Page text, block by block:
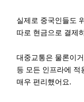
실제로 중국인들도
따로 현금으로 결제
대중교통은 물론이
등 모든 인프라에 적
매우 편리했어요.